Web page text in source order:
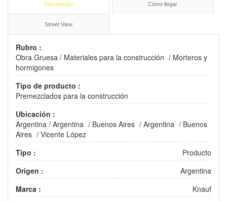
Información Cómo llegar
Street View
Rubro :
Obra Gruesa / Materiales para la construcción / Morteros y
hormigones
Tipo de producto :
Premezclados para la construcción
Ubicación :
Argentina / Argentina / Buenos Aires / Argentina / Buenos
Aires / Vicente López
Tipo :
Producto
Origen :
Argentina
Marca :
Knauf